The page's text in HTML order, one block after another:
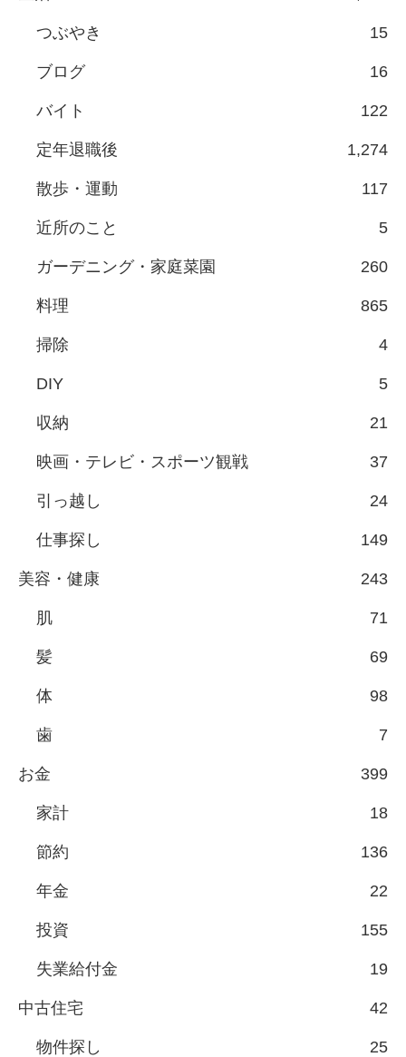
つぶやき 15
ブログ 16
バイト 122
定年退職後 1,274
散歩・運動 117
近所のこと 5
ガーデニング・家庭菜園 260
料理 865
掃除 4
DIY 5
収納 21
映画・テレビ・スポーツ観戦 37
引っ越し 24
仕事探し 149
美容・健康 243
肌 71
髪 69
体 98
歯 7
お金 399
家計 18
節約 136
年金 22
投資 155
失業給付金 19
中古住宅 42
物件探し 25